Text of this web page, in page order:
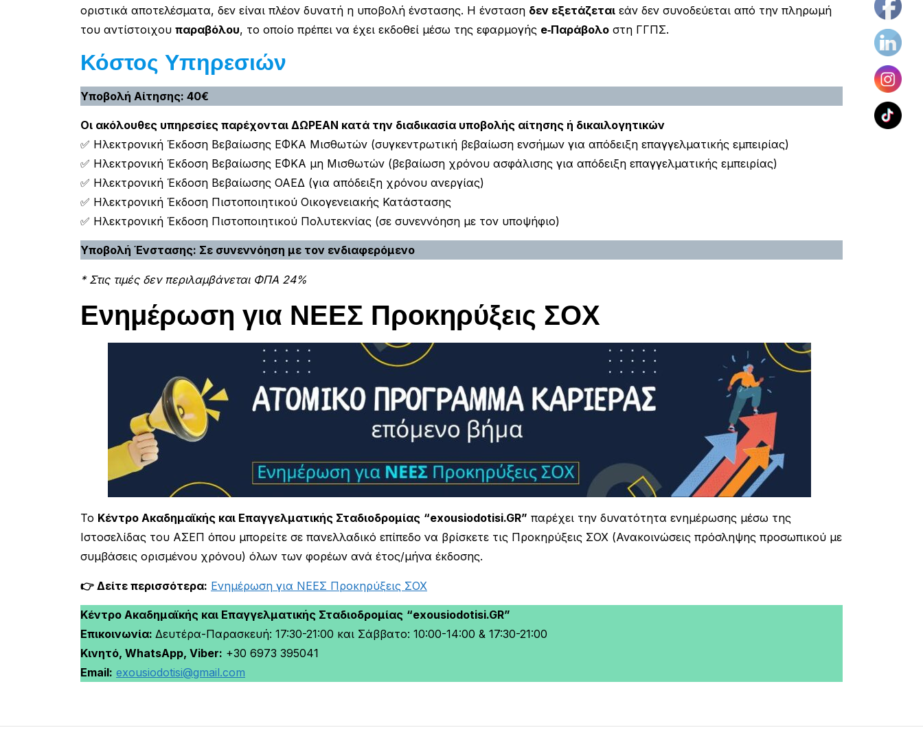
οριστικά αποτελέσματα, δεν είναι πλέον δυνατή η υποβολή ένστασης. Η ένσταση δεν εξετάζεται εάν δεν συνοδεύεται από την πληρωμή
του αντίστοιχου παραβόλου, το οποίο πρέπει να έχει εκδοθεί μέσω της εφαρμογής e‑Παράβολο στη ΓΓΠΣ.
Κόστος Υπηρεσιών
Υποβολή Αίτησης: 40€
Οι ακόλουθες υπηρεσίες παρέχονται ΔΩΡΕΑΝ κατά την διαδικασία υποβολής αίτησης ή δικαιλογητικών
✅ Ηλεκτρονική Έκδοση Βεβαίωσης ΕΦΚΑ Μισθωτών (συγκεντρωτική βεβαίωση ενσήμων για απόδειξη επαγγελματικής εμπειρίας)
✅ Ηλεκτρονική Έκδοση Βεβαίωσης ΕΦΚΑ μη Μισθωτών (βεβαίωση χρόνου ασφάλισης για απόδειξη επαγγελματικής εμπειρίας)
✅ Ηλεκτρονική Έκδοση Βεβαίωσης ΟΑΕΔ (για απόδειξη χρόνου ανεργίας)
✅ Ηλεκτρονική Έκδοση Πιστοποιητικού Οικογενειακής Κατάστασης
✅ Ηλεκτρονική Έκδοση Πιστοποιητικού Πολυτεκνίας (σε συνεννόηση με τον υποψήφιο)
Υποβολή Ένστασης: Σε συνεννόηση με τον ενδιαφερόμενο
* Στις τιμές δεν περιλαμβάνεται ΦΠΑ 24%
Ενημέρωση για ΝΕΕΣ Προκηρύξεις ΣΟΧ
Το Κέντρο Ακαδημαϊκής και Επαγγελματικής Σταδιοδρομίας “exousiodotisi.GR” παρέχει την δυνατότητα ενημέρωσης μέσω της
Ιστοσελίδας του ΑΣΕΠ όπου μπορείτε σε πανελλαδικό επίπεδο να βρίσκετε τις Προκηρύξεις ΣΟΧ (Ανακοινώσεις πρόσληψης προσωπικού με
συμβάσεις ορισμένου χρόνου) όλων των φορέων ανά έτος/μήνα έκδοσης.
👉 Δείτε περισσότερα: Ενημέρωση για ΝΕΕΣ Προκηρύξεις ΣΟΧ
Κέντρο Ακαδημαϊκής και Επαγγελματικής Σταδιοδρομίας “exousiodotisi.GR”
Επικοινωνία: Δευτέρα-Παρασκευή: 17:30-21:00 και Σάββατο: 10:00-14:00 & 17:30-21:00
Κινητό, WhatsApp, Viber: +30 6973 395041
Email: exousiodotisi@gmail.com